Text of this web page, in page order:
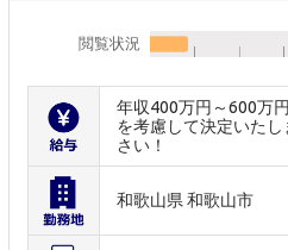
閲覧状況
年収400万円～600万
を考慮して決定いた
さい！
和歌山県 和歌山市